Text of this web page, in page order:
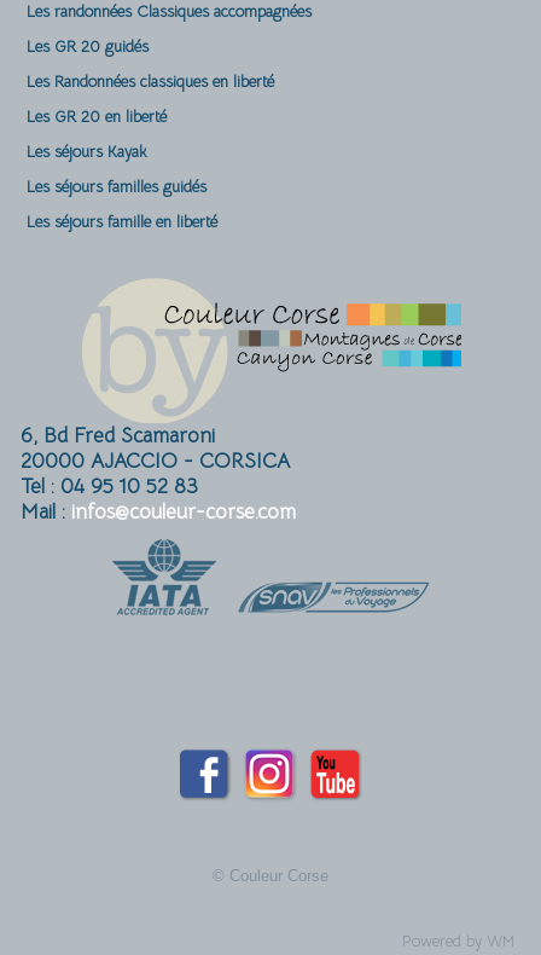
Les randonnées Classiques accompagnées
Les GR 20 guidés
Les Randonnées classiques en liberté
Les GR 20 en liberté
Les séjours Kayak
Les séjours familles guidés
Les séjours famille en liberté
6, Bd Fred Scamaroni
20000 AJACCIO - CORSICA
Tel : 04 95 10 52 83
Mail : infos@couleur-corse.com
© Couleur Corse
Powered by WM